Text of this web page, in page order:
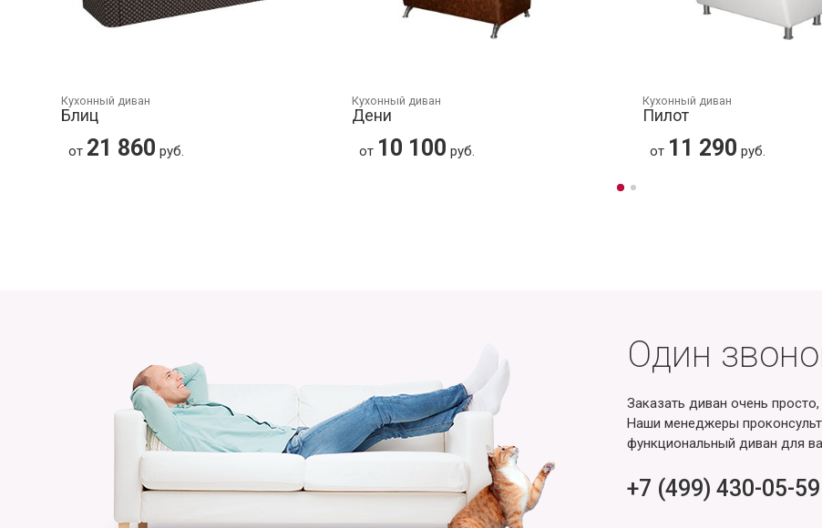
Кухонный диван
Блиц
от 21 860 руб.
Кухонный диван
Дени
от 10 100 руб.
Кухонный диван
Пилот
от 11 290 руб.
Один
Заказать диван очень
Наши менеджеры
функциональный диван для
+7 (499) 430-05-59